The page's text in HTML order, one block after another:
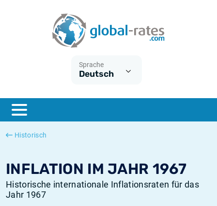
Sprache
Deutsch
Historisch
INFLATION IM JAHR 1967
Historische internationale Inflationsraten für das
Jahr 1967
ESTER
SONIA
Was ist die VPI-Inflation?
Was ist die HVPI-Inflation?
Deutsche inflation
Europäische inflation
Historische Euribor-Sätze
Historische ESTER-Sätze
Historische SOFR-Sätze
Historische SONIA-Sätze
Inflationsrechner